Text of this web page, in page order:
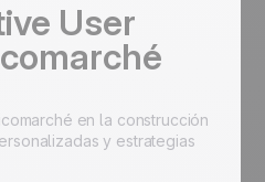
User
en la construcción
y estrategias